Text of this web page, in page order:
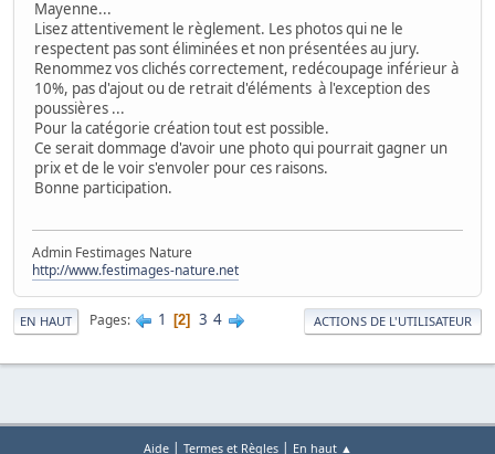
Mayenne...
Lisez attentivement le règlement. Les photos qui ne le
respectent pas sont éliminées et non présentées au jury.
Renommez vos clichés correctement, redécoupage inférieur à
10%, pas d'ajout ou de retrait d'éléments à l'exception des
poussières ...
Pour la catégorie création tout est possible.
Ce serait dommage d'avoir une photo qui pourrait gagner un
prix et de le voir s'envoler pour ces raisons.
Bonne participation.
Admin Festimages Nature
http://www.festimages-nature.net
EN HAUT Pages 1 2 3 4 ACTIONS DE L'UTILISATEUR
Aide| Termes et Règles| En haut ▲